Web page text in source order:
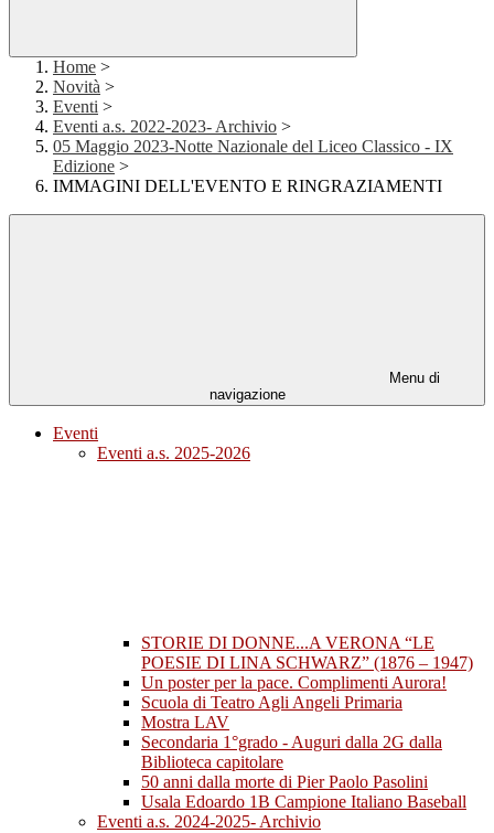
Home >
Novità >
Eventi >
Eventi a.s. 2022-2023- Archivio >
05 Maggio 2023-Notte Nazionale del Liceo Classico - IX
Edizione >
IMMAGINI DELL'EVENTO E RINGRAZIAMENTI
Menu di
navigazione
Eventi
Eventi a.s. 2025-2026
STORIE DI DONNE...A VERONA “LE
POESIE DI LINA SCHWARZ” (1876 – 1947)
Un poster per la pace. Complimenti Aurora!
Scuola di Teatro Agli Angeli Primaria
Mostra LAV
Secondaria 1°grado - Auguri dalla 2G dalla
Biblioteca capitolare
50 anni dalla morte di Pier Paolo Pasolini
Usala Edoardo 1B Campione Italiano Baseball
Eventi a.s. 2024-2025- Archivio